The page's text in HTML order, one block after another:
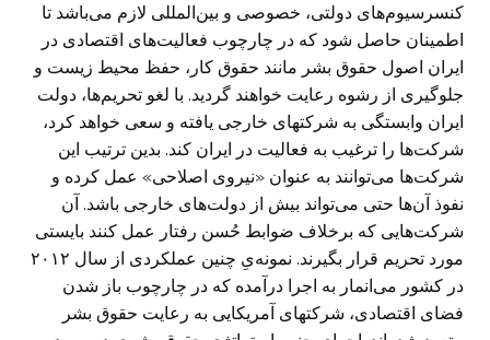
کنسرسیوم‌های دولتی، خصوصی و بین‌المللی لازم می‌باشد تا
اطمینان حاصل شود که در چارچوب فعالیت‌های اقتصادی در
ایران اصول حقوق بشر مانند حقوق کار، حفظ محیط زیست و
جلوگیری از رشوه رعایت خواهند گردید. با لغو تحریم‌ها، دولت
ایران وابستگی به شرکتهای خارجی یافته و سعی خواهد کرد،
شرکت‌ها را ترغیب به فعالیت در ایران کند. بدین ترتیب این
شرکت‌ها می‌توانند به عنوان «نیروی اصلاحی» عمل کرده و
نفوذ آن‌ها حتی می‌تواند بیش از دولت‌های خارجی باشد. آن
شرکت‌هایی که برخلاف ضوابط حُسن رفتار عمل کنند بایستی
مورد تحریم قرار بگیرند. نمونه‌یِ چنین عملکردی از سال ۲۰۱۲
در کشور می‌انمار به اجرا درآمده که در چارچوب باز شدن
فضای اقتصادی، شرکتهای آمریکایی به رعایت حقوق بشر